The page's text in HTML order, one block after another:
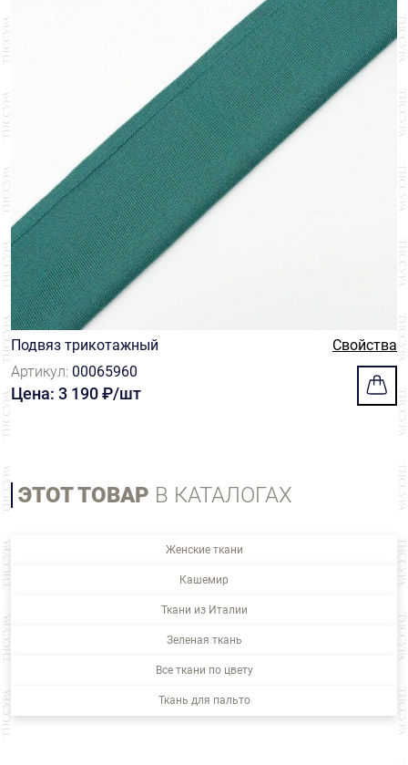
Подвяз трикотажный
Свойства
Артикул: 00065960
Цена: 3 190 ₽/шт
ЭТОТ ТОВАР В КАТАЛОГАХ
Женские ткани
Кашемир
Ткани из Италии
Зеленая ткань
Все ткани по цвету
Ткань для пальто